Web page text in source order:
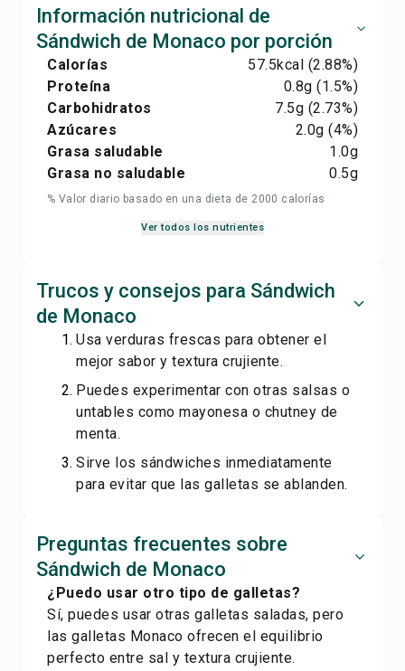
Información nutricional de
Sándwich de Monaco por porción
Calorías 57.5kcal (2.88%)
Proteína
0.8g (1.5%)
Carbohidratos
7.5g (2.73%)
Azúcares
2.0g (4%)
Grasa saludable
1.0g
Grasa no saludable
0.5g
% Valor diario basado en una dieta de 2000 calorías
Ver todos los nutrientes
Trucos y consejos para Sándwich
de Monaco
Usa verduras frescas para obtener el
mejor sabor y textura crujiente.
Puedes experimentar con otras salsas o
untables como mayonesa o chutney de
menta.
Sirve los sándwiches inmediatamente
para evitar que las galletas se ablanden.
Preguntas frecuentes sobre
Sándwich de Monaco
¿Puedo usar otro tipo de galletas?
Sí, puedes usar otras galletas saladas, pero
las galletas Monaco ofrecen el equilibrio
perfecto entre sal y textura crujiente.